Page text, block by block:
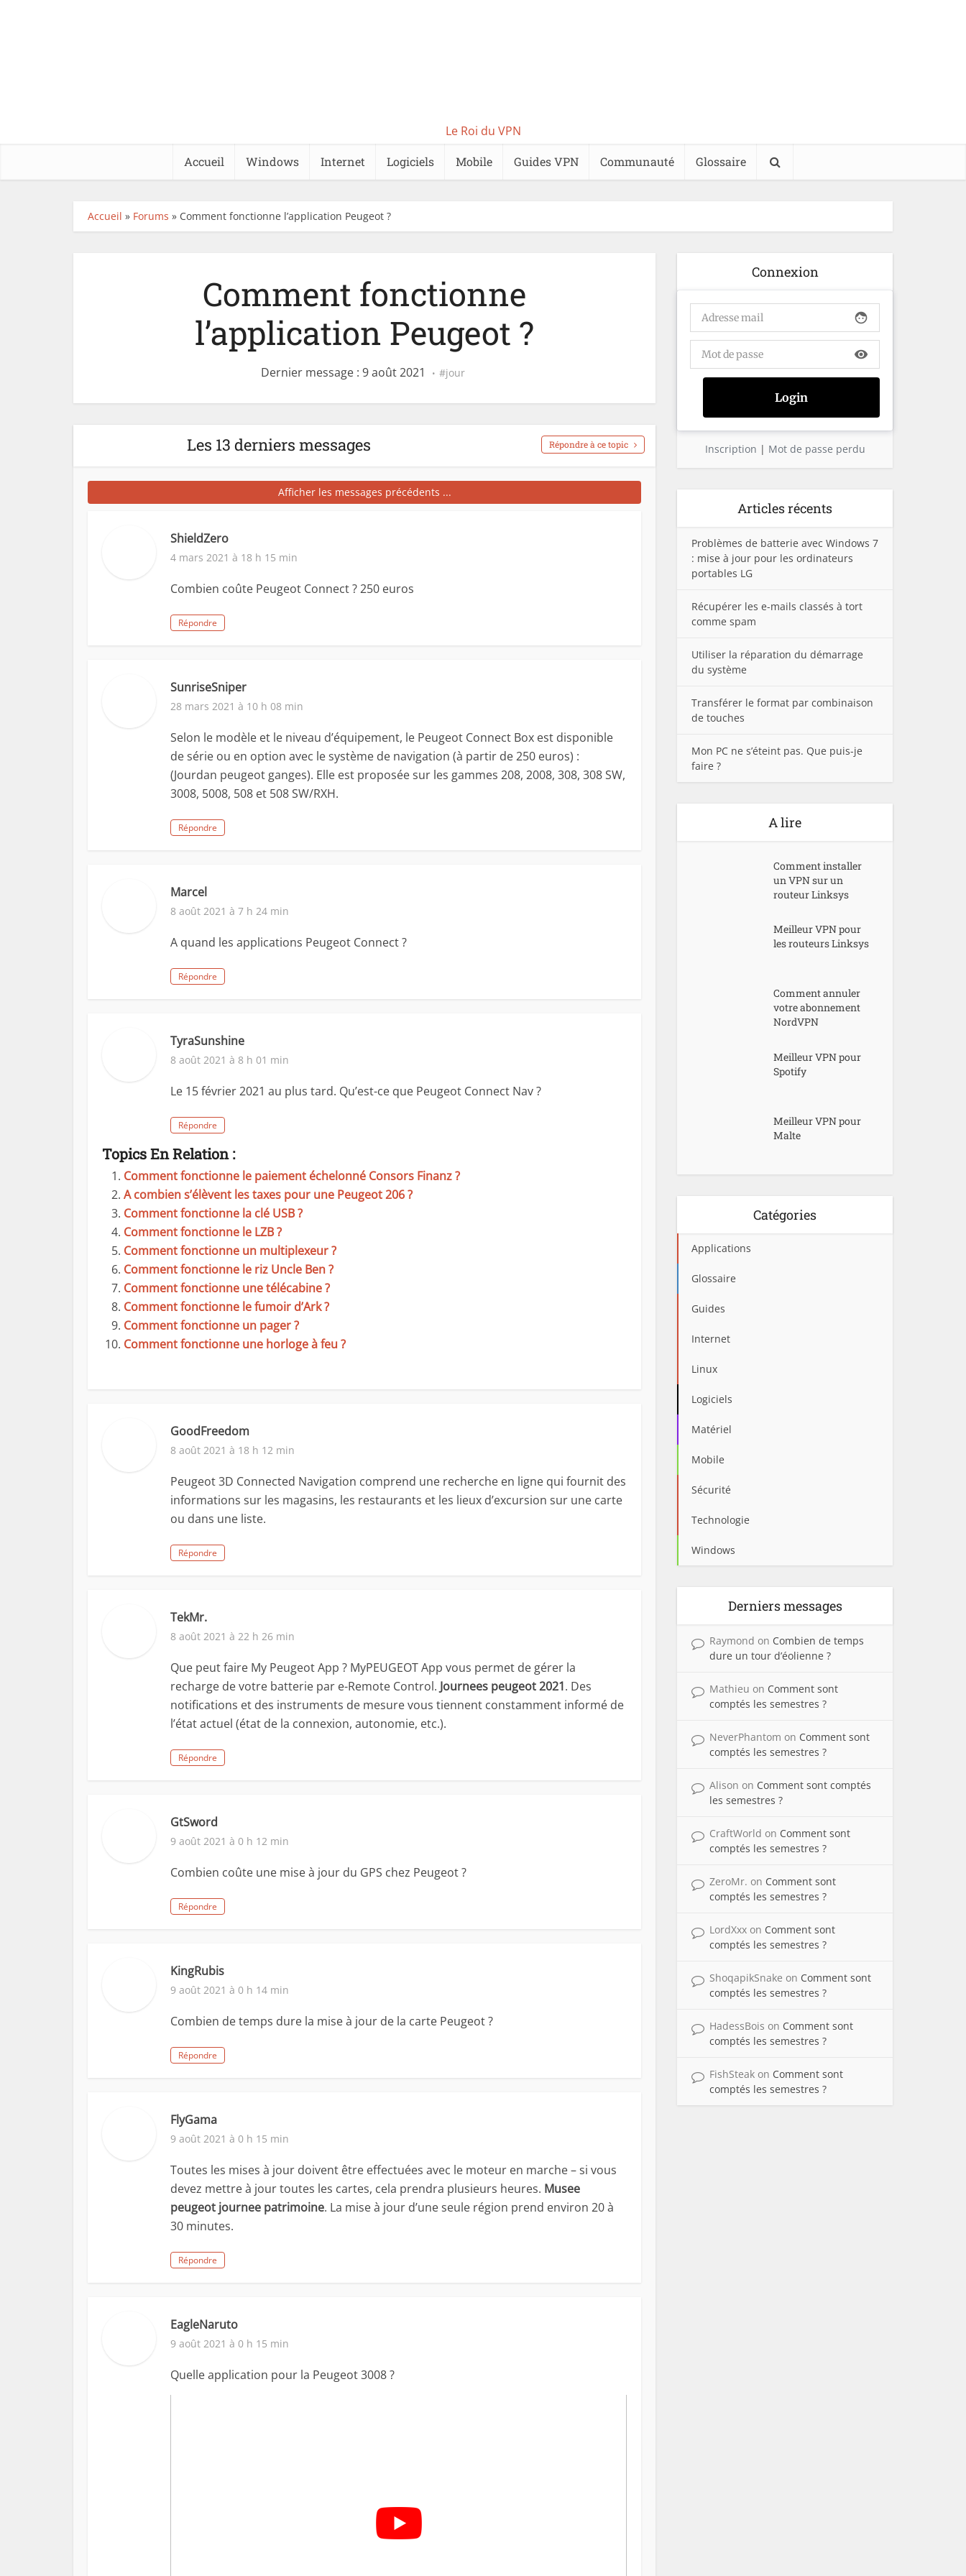
Le Roi du VPN
Accueil Windows Internet Logiciels Mobile Guides VPN Communauté Glossaire
Accueil » Forums » Comment fonctionne l’application Peugeot ?
Comment fonctionne
l’application Peugeot ?
Dernier message : 9 août 2021 jour
Les 13 derniers messages Répondre à ce topic
Afficher les messages précédents ...
ShieldZero
4 mars 2021 à 18 h 15 min
Combien coûte Peugeot Connect ? 250 euros
Répondre
SunriseSniper
28 mars 2021 à 10 h 08 min
Selon le modèle et le niveau d’équipement, le Peugeot Connect Box est disponible
de série ou en option avec le système de navigation (à partir de 250 euros) :
(Jourdan peugeot ganges). Elle est proposée sur les gammes 208, 2008, 308, 308 SW,
3008, 5008, 508 et 508 SW/RXH.
Répondre
Marcel
8 août 2021 à 7 h 24 min
A quand les applications Peugeot Connect ?
Répondre
TyraSunshine
8 août 2021 à 8 h 01 min
Le 15 février 2021 au plus tard. Qu’est-ce que Peugeot Connect Nav ?
Répondre
Topics En Relation :
Comment fonctionne le paiement échelonné Consors Finanz ?
A combien s’élèvent les taxes pour une Peugeot 206 ?
Comment fonctionne la clé USB ?
Comment fonctionne le LZB ?
Comment fonctionne un multiplexeur ?
Comment fonctionne le riz Uncle Ben ?
Comment fonctionne une télécabine ?
Comment fonctionne le fumoir d’Ark ?
Comment fonctionne un pager ?
Comment fonctionne une horloge à feu ?
GoodFreedom
8 août 2021 à 18 h 12 min
Peugeot 3D Connected Navigation comprend une recherche en ligne qui fournit des
informations sur les magasins, les restaurants et les lieux d’excursion sur une carte
ou dans une liste.
Répondre
TekMr.
8 août 2021 à 22 h 26 min
Que peut faire My Peugeot App ? MyPEUGEOT App vous permet de gérer la
recharge de votre batterie par e-Remote Control. Journees peugeot 2021. Des
notifications et des instruments de mesure vous tiennent constamment informé de
l’état actuel (état de la connexion, autonomie, etc.).
Répondre
GtSword
9 août 2021 à 0 h 12 min
Combien coûte une mise à jour du GPS chez Peugeot ?
Répondre
KingRubis
9 août 2021 à 0 h 14 min
Combien de temps dure la mise à jour de la carte Peugeot ?
Répondre
FlyGama
9 août 2021 à 0 h 15 min
Toutes les mises à jour doivent être effectuées avec le moteur en marche – si vous
devez mettre à jour toutes les cartes, cela prendra plusieurs heures. Musee
peugeot journee patrimoine. La mise à jour d’une seule région prend environ 20 à
30 minutes.
Répondre
EagleNaruto
9 août 2021 à 0 h 15 min
Quelle application pour la Peugeot 3008 ?
Connexion
face
visibility
Inscription | Mot de passe perdu
Articles récents
Problèmes de batterie avec Windows 7
: mise à jour pour les ordinateurs
portables LG
Récupérer les e-mails classés à tort
comme spam
Utiliser la réparation du démarrage
du système
Transférer le format par combinaison
de touches
Mon PC ne s’éteint pas. Que puis-je
faire ?
A lire
Comment installer
un VPN sur un
routeur Linksys
Meilleur VPN pour
les routeurs Linksys
Comment annuler
votre abonnement
NordVPN
Meilleur VPN pour
Spotify
Meilleur VPN pour
Malte
Catégories
Applications
Glossaire
Guides
Internet
Linux
Logiciels
Matériel
Mobile
Sécurité
Technologie
Windows
Derniers messages
Raymond on Combien de temps
dure un tour d’éolienne ?
Mathieu on Comment sont
comptés les semestres ?
NeverPhantom on Comment sont
comptés les semestres ?
Alison on Comment sont comptés
les semestres ?
CraftWorld on Comment sont
comptés les semestres ?
ZeroMr. on Comment sont
comptés les semestres ?
LordXxx on Comment sont
comptés les semestres ?
ShoqapikSnake on Comment sont
comptés les semestres ?
HadessBois on Comment sont
comptés les semestres ?
FishSteak on Comment sont
comptés les semestres ?